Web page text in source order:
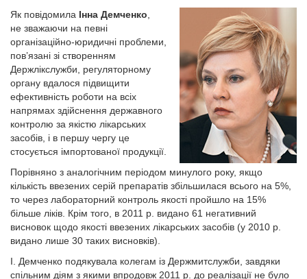
Як повідомила Інна Демченко
не зважаючи на певні
організаційно-юридичні проблеми,
пов’язані зі створенням
Держлікслужби, регуляторному
органу вдалося підвищити
ефективність роботи на всіх
напрямах здійснення державного
контролю за якістю лікарських
засобів, і в першу чергу це
стосується імпортованої продукції.
Порівняно з аналогічним періодом минулого року, якщо
кількість ввезених серій препаратів збільшилася всього на 5%,
то через лабораторний контроль якості пройшло на 15%
більше ліків. Крім того, в 2011 р. видано 61 негативний
висновок щодо якості ввезених лікарських засобів (у 2010 р.
видано лише 30 таких висновків).
І. Демченко подякувала колегам із Держмитслужби, завдяки
спільним діям з якими впродовж 2011 р. до реалізації не було